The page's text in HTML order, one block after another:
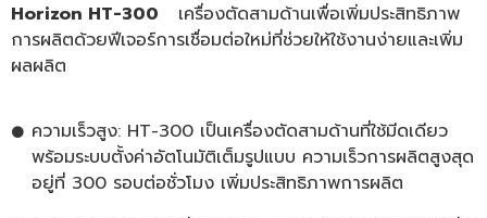
Horizon HT-300
เครื่องตัดสามด้านเพื่อเพิ่มประสิทธิภาพ
การผลิตด้วยฟีเจอร์การเชื่อมต่อใหม่ที่ช่วยให้ใช้งานง่ายและเพิ่ม
ผลผลิต
ความเร็วสูง: HT-300 เป็นเครื่องตัดสามด้านที่ใช้มีดเดียว
พร้อมระบบตั้งค่าอัตโนมัติเต็มรูปแบบ ความเร็วการผลิตสูงสุด
อยู่ที่ 300 รอบต่อชั่วโมง เพิ่มประสิทธิภาพการผลิต